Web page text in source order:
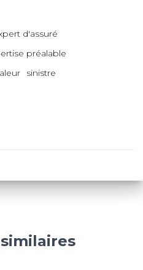
d'assuré
préalable
sinistre